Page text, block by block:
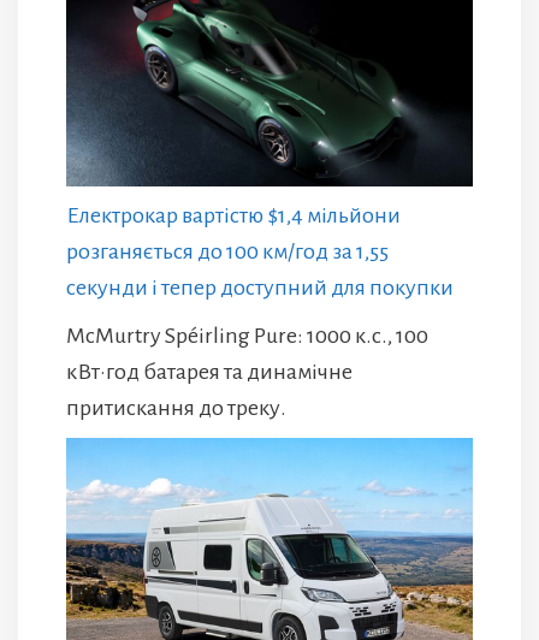
Електрокар вартістю $1,4 мільйони
розганяється до 100 км/год за 1,55
секунди і тепер доступний для покупки
McMurtry Spéirling Pure: 1000 к.с., 100
кВт·год батарея та динамічне
притискання до треку.